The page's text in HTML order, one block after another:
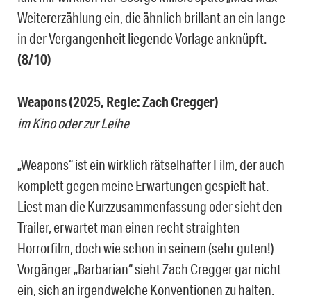
Weitererzählung ein, die ähnlich brillant an ein lange
in der Vergangenheit liegende Vorlage anknüpft.
(8/10)
Weapons (2025, Regie: Zach Cregger)
im Kino oder zur Leihe
„Weapons“ ist ein wirklich rätselhafter Film, der auch
komplett gegen meine Erwartungen gespielt hat.
Liest man die Kurzzusammenfassung oder sieht den
Trailer, erwartet man einen recht straighten
Horrorfilm, doch wie schon in seinem (sehr guten!)
Vorgänger „Barbarian“ sieht Zach Cregger gar nicht
ein, sich an irgendwelche Konventionen zu halten.